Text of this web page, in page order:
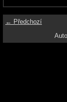
← Předchozí